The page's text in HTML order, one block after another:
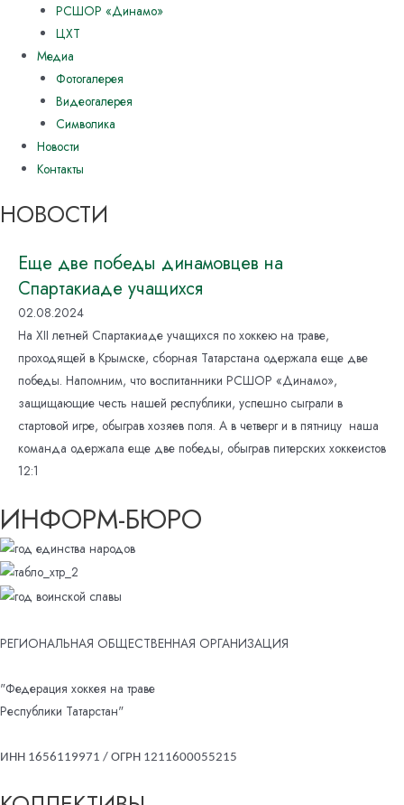
РСШОР «Динамо»
ЦХТ
Медиа
Фотогалерея
Видеогалерея
Символика
Новости
Контакты
НОВОСТИ
Еще две победы динамовцев на
Спартакиаде учащихся
02.08.2024
На XII летней Спартакиаде учащихся по хоккею на траве,
проходящей в Крымске, сборная Татарстана одержала еще две
победы. Напомним, что воспитанники РСШОР «Динамо»,
защищающие честь нашей республики, успешно сыграли в
стартовой игре, обыграв хозяев поля. А в четверг и в пятницу наша
команда одержала еще две победы, обыграв питерских хоккеистов
12:1
ИНФОРМ-БЮРО
РЕГИОНАЛЬНАЯ ОБЩЕСТВЕННАЯ ОРГАНИЗАЦИЯ
"Федерация хоккея на траве
Республики Татарстан"
ИНН 1656119971 / ОГРН 1211600055215